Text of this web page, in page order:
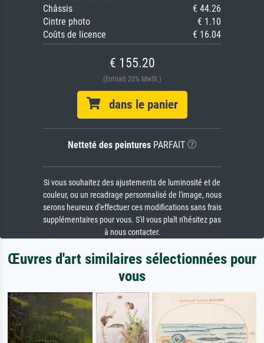
Châssis
€ 44.26
Cintre photo
€ 1.10
Coûts de licence
€ 16.04
€ 155.20
(Enthält 20% MwSt.)
dans le panier
Netteté des peinturesPARFAIT
Si vous souhaitez des ajustements de luminosité et de
couleur, ou un recadrage personnalisé de l'image, nous
serons heureux d'effectuer ces modifications sans frais
supplémentaires pour vous. S'il vous plaît n'hésitez pas
à nous contacter.
Œuvres d'art similaires sélectionnées pour
vous